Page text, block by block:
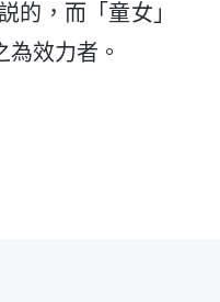
的，而「童女」
效力者。